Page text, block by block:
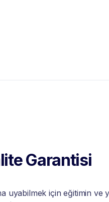
Garantisi
uyabilmek için eğitimin ve